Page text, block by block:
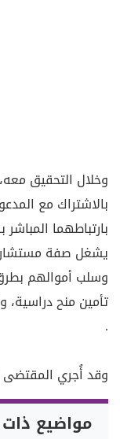
وخلال التحقيق
بالاشتراك مع
بارتباطهما
يشغل صفة
وسلب أموالهم بطرق
تأمين منح دراسية،
.
وقد أُجري المقتضى
مواضيع